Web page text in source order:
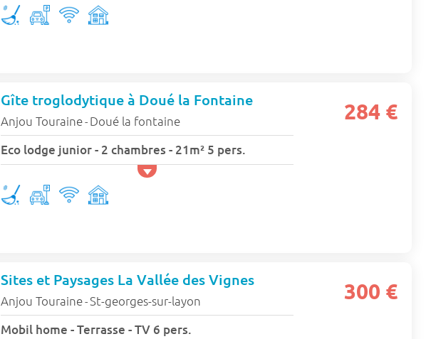
Gîte troglodytique à Doué la Fontaine
Anjou Touraine- Doué la fontaine
Eco lodge junior - 2 chambres - 21m² 5 pers.
284 €
Sites et Paysages La Vallée des Vignes
Anjou Touraine-St-georges-sur-layon
Mobil home - Terrasse - TV 6 pers.
300 €